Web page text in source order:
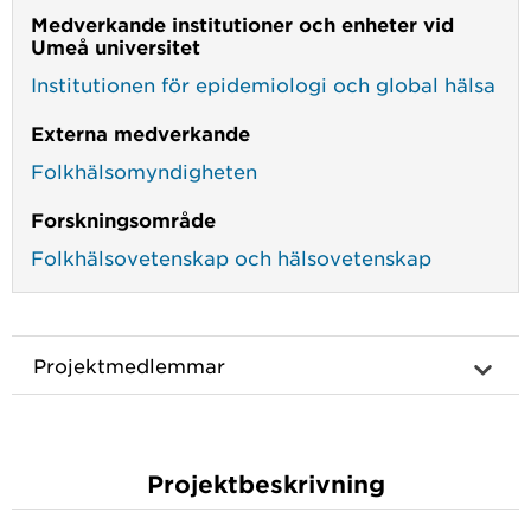
Medverkande institutioner och enheter vid
Umeå universitet
Institutionen för epidemiologi och global hälsa
Externa medverkande
Folkhälsomyndigheten
Forskningsområde
Folkhälsovetenskap och hälsovetenskap
Projektmedlemmar
Projektbeskrivning